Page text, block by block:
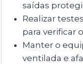
saídas
Realizar
para verificar
Manter o
ventilada e